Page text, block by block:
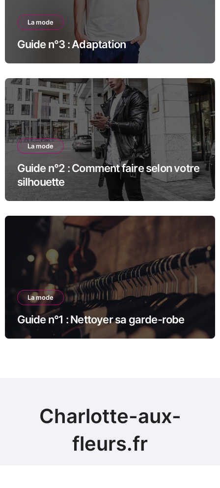
La mode
Guide n°3 : Adaptation
La mode
Guide n°2 : Comment faire selon votre
silhouette
La mode
Guide n°1 : Nettoyer sa garde-robe
Charlotte-aux-
fleurs.fr